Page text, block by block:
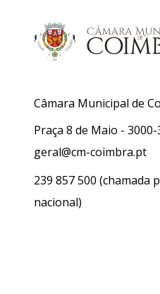
Câmara Municipal de
Praça 8 de Maio -
geral@cm-coimbra.pt
239 857 500 (chamada
nacional)